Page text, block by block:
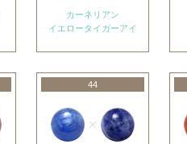
カーネリアン
イエロータイガーアイ
44